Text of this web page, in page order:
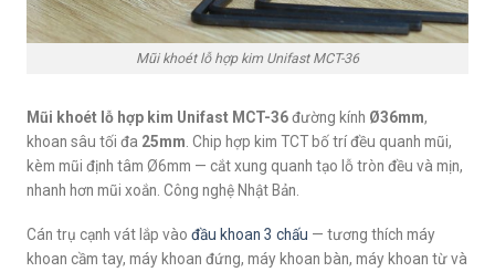
Mũi khoét lỗ hợp kim Unifast MCT-36
Mũi khoét lỗ hợp kim Unifast MCT-36đường kính Ø36mm,
khoan sâu tối đa 25mm . Chip hợp kim TCT bố trí đều quanh mũi,
kèm mũi định tâm Ø6mm — cắt xung quanh tạo lỗ tròn đều và mịn,
nhanh hơn mũi xoắn. Công nghệ Nhật Bản.
Cán trụ cạnh vát lắp vào đầu khoan 3 chấu — tương thích máy
khoan cầm tay, máy khoan đứng, máy khoan bàn, máy khoan từ và